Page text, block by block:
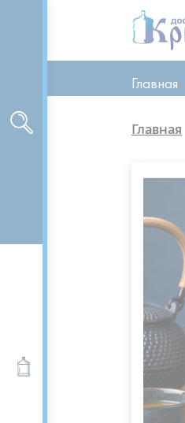
Главная
Главная